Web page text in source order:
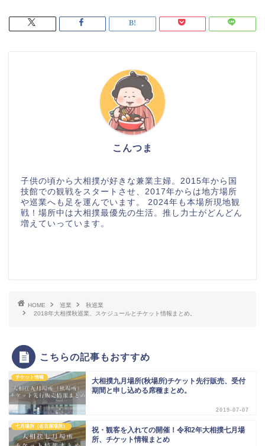
こんつま
子供の頃から大相撲が好きな兼業主婦。2015年から国
技館での観戦をスタートさせ、2017年からは地方場所
や巡業へも足を運んでいます。 2024年も本場所現地観
戦！場所中は大相撲最優先の生活。推し力士がどんどん
増えていっています。
HOME 巡業
秋巡業
2018年大相撲秋巡業、スケジュールとチケット情報まとめ。
こちらの記事もおすすめ
チケット情報
大相撲九月場所(秋場所)チケット先行販売、受付
期間と申し込める席種まとめ。
2019-07-07
七月場所（名古屋場所）
祝・観客を入れての開催！令和2年大相撲七月場
所、チケット情報まとめ